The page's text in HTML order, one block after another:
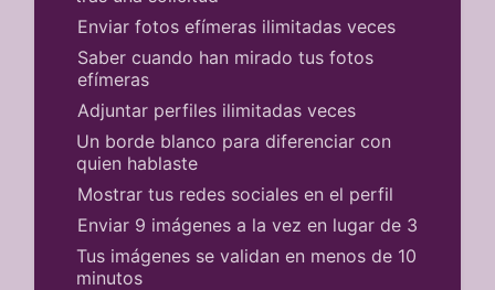
Enviar fotos efímeras ilimitadas veces
Saber cuando han mirado tus fotos
efímeras
Adjuntar perfiles ilimitadas veces
Un borde blanco para diferenciar con
quien hablaste
Mostrar tus redes sociales en el perfil
Enviar 9 imágenes a la vez en lugar de 3
Tus imágenes se validan en menos de 10
minutos